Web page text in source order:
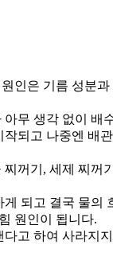
인은 기름 성분과
무 생각 없이 배
작되고 나중엔 배관
꺼기, 세제 찌꺼
되고 결국 물의
원인이 됩니다.
고 하여 사라지지